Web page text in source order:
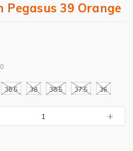
Pegasus 39 Orange
36.5 38 38.5 37.5 36
+